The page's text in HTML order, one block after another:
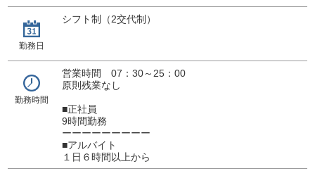
勤務日
シフト制（2交代制）
勤務時間
営業時間 07：30～25：00
原則残業なし
■正社員
9時間勤務
ーーーーーーーーー
■アルバイト
１日６時間以上から